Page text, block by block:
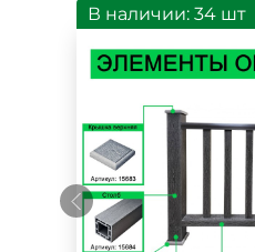
mm.jpg
В наличии: 34 шт